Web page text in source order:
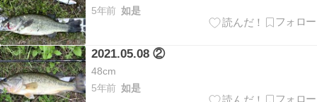
5年前 如是
2021.05.08 ②
48cm
5年前 如是